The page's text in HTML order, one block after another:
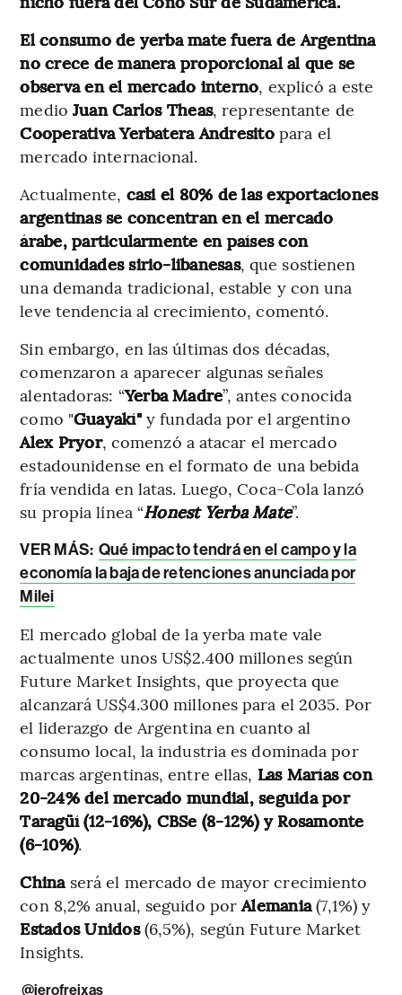
El consumo de yerba mate fuera de Argentina
no crece de manera proporcional al que se
observa en el mercado interno, explicó a este
medio Juan Carlos Theas, representante de
Cooperativa Yerbatera Andresitopara el
mercado internacional.
Actualmente, casi el 80% de las exportaciones
argentinas se concentran en el mercado
árabe, particularmente en países con
comunidades sirio-libanesas, que sostienen
una demanda tradicional, estable y con una
leve tendencia al crecimiento, comentó.
Sin embargo, en las últimas dos décadas,
comenzaron a aparecer algunas señales
alentadoras: “Yerba Madre”, antes conocida
como "Guayakí"y fundada por el argentino
Alex Pryor, comenzó a atacar el mercado
estadounidense en el formato de una bebida
fría vendida en latas. Luego, Coca-Cola lanzó
su propia línea “Honest Yerba Mate”.
VER MÁS: Qué impacto tendrá en el campo y la
economía la baja de retenciones anunciada por
Milei
El mercado global de la yerba mate vale
actualmente unos US$2.400 millones según
Future Market Insights, que proyecta que
alcanzará US$4.300 millones para el 2035. Por
el liderazgo de Argentina en cuanto al
consumo local, la industria es dominada por
marcas argentinas, entre ellas, Las Marías con
20-24% del mercado mundial, seguida por
Taragüí (12-16%), CBSe (8-12%) y Rosamonte
(6-10%).
China será el mercado de mayor crecimiento
con 8,2% anual, seguido porAlemania(7,1%) y
Estados Unidos(6,5%), según Future Market
Insights.
@jerofreixas